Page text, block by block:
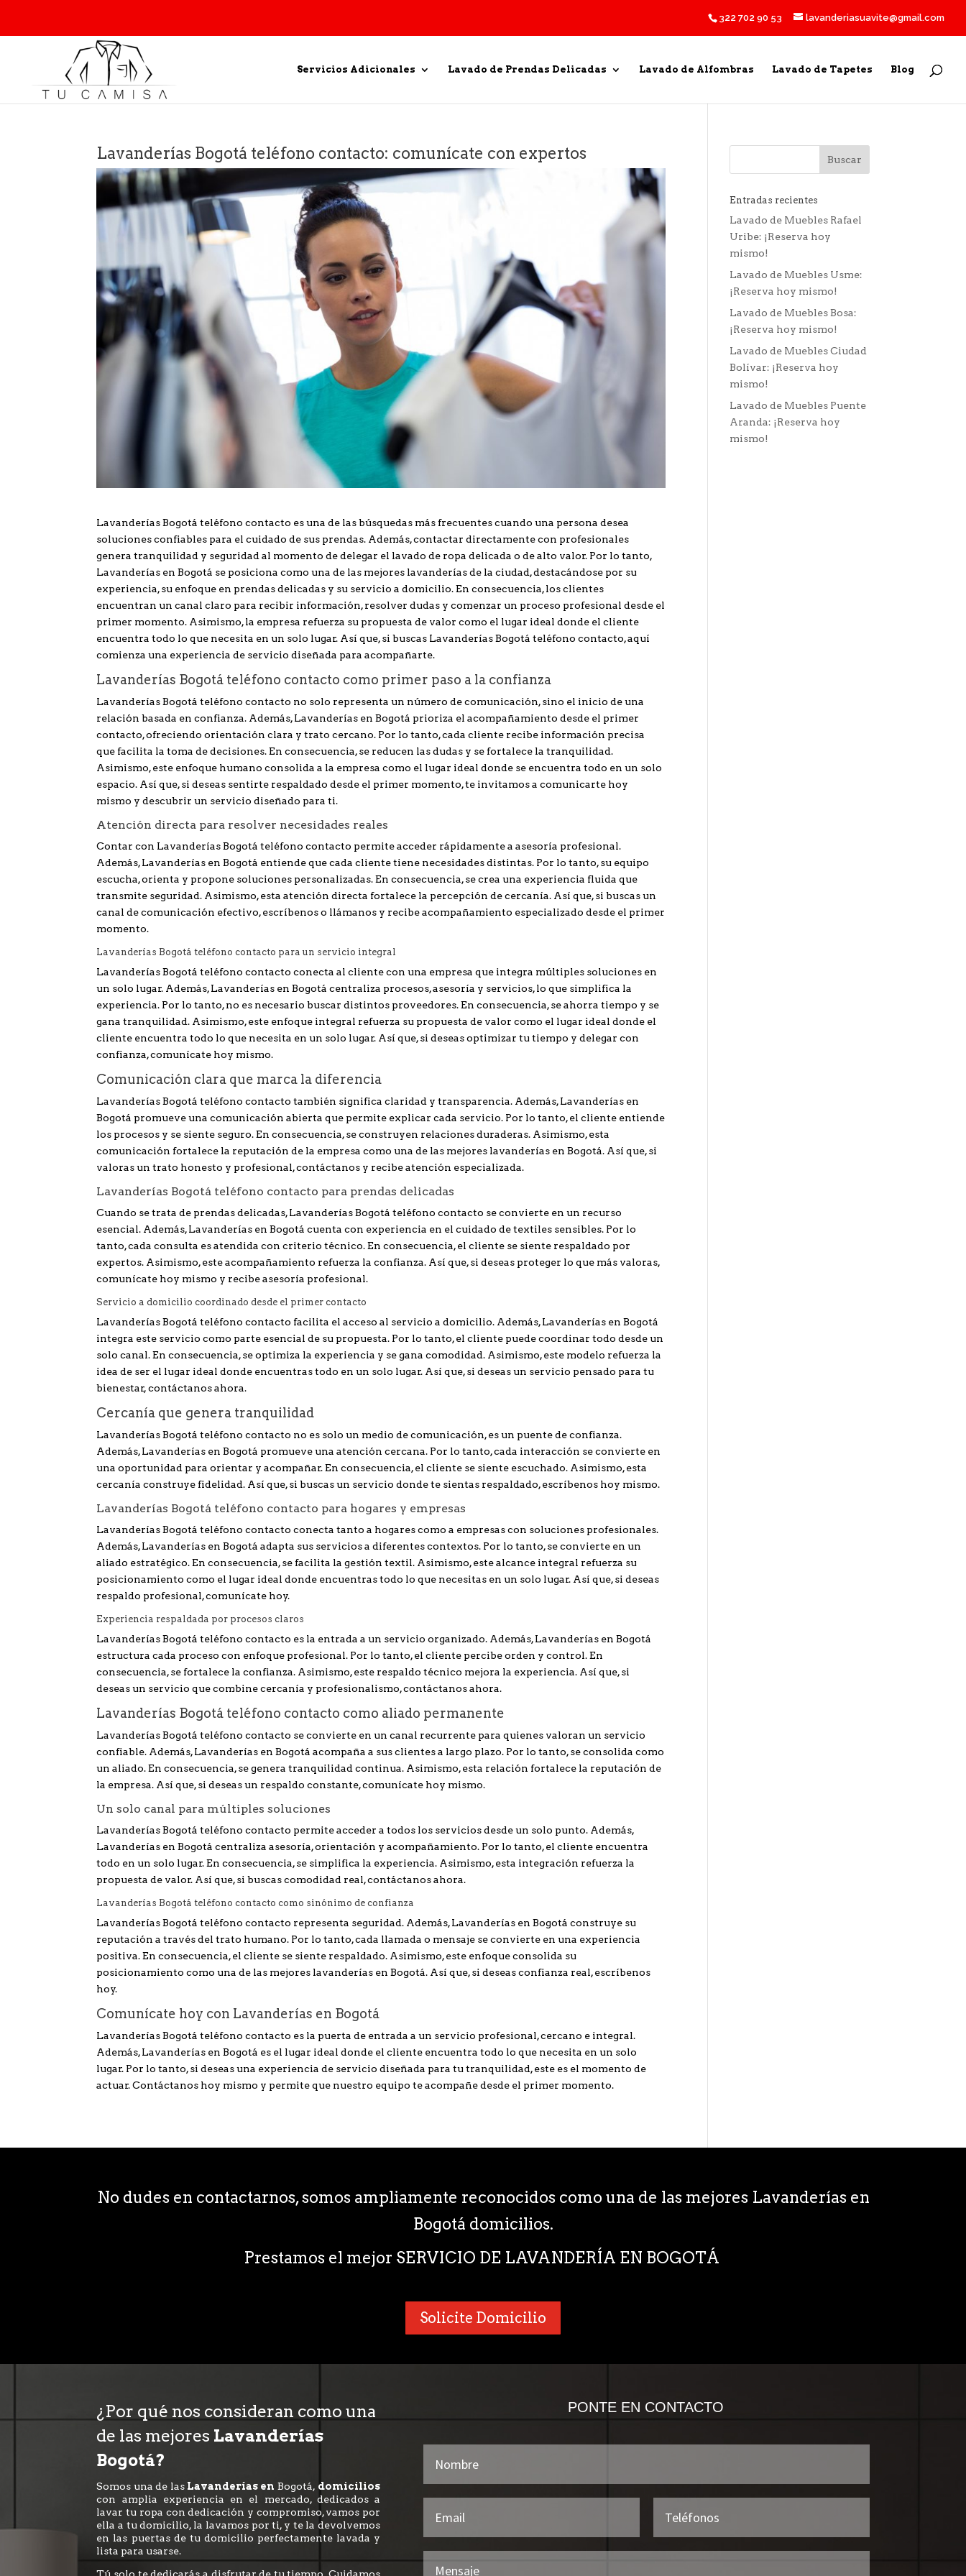
322 702 90 53 lavanderiasuavite@gmail.com
Servicios Adicionales Lavado de Prendas Delicadas Lavado de Alfombras Lavado de Tapetes Blog
Lavanderías Bogotá teléfono contacto: comunícate con expertos
Lavanderías Bogotá teléfono contacto es una de las búsquedas más frecuentes cuando una persona desea
soluciones confiables para el cuidado de sus prendas. Además, contactar directamente con profesionales
genera tranquilidad y seguridad al momento de delegar el lavado de ropa delicada o de alto valor. Por lo tanto,
Lavanderías en Bogotá se posiciona como una de las mejores lavanderías de la ciudad, destacándose por su
experiencia, su enfoque en prendas delicadas y su servicio a domicilio. En consecuencia, los clientes
encuentran un canal claro para recibir información, resolver dudas y comenzar un proceso profesional desde el
primer momento. Asimismo, la empresa refuerza su propuesta de valor como el lugar ideal donde el cliente
encuentra todo lo que necesita en un solo lugar. Así que, si buscas Lavanderías Bogotá teléfono contacto, aquí
comienza una experiencia de servicio diseñada para acompañarte.
Lavanderías Bogotá teléfono contacto como primer paso a la confianza
Lavanderías Bogotá teléfono contacto no solo representa un número de comunicación, sino el inicio de una
relación basada en confianza. Además, Lavanderías en Bogotá prioriza el acompañamiento desde el primer
contacto, ofreciendo orientación clara y trato cercano. Por lo tanto, cada cliente recibe información precisa
que facilita la toma de decisiones. En consecuencia, se reducen las dudas y se fortalece la tranquilidad.
Asimismo, este enfoque humano consolida a la empresa como el lugar ideal donde se encuentra todo en un solo
espacio. Así que, si deseas sentirte respaldado desde el primer momento, te invitamos a comunicarte hoy
mismo y descubrir un servicio diseñado para ti.
Atención directa para resolver necesidades reales
Contar con Lavanderías Bogotá teléfono contacto permite acceder rápidamente a asesoría profesional.
Además, Lavanderías en Bogotá entiende que cada cliente tiene necesidades distintas. Por lo tanto, su equipo
escucha, orienta y propone soluciones personalizadas. En consecuencia, se crea una experiencia fluida que
transmite seguridad. Asimismo, esta atención directa fortalece la percepción de cercanía. Así que, si buscas un
canal de comunicación efectivo, escríbenos o llámanos y recibe acompañamiento especializado desde el primer
momento.
Lavanderías Bogotá teléfono contacto para un servicio integral
Lavanderías Bogotá teléfono contacto conecta al cliente con una empresa que integra múltiples soluciones en
un solo lugar. Además, Lavanderías en Bogotá centraliza procesos, asesoría y servicios, lo que simplifica la
experiencia. Por lo tanto, no es necesario buscar distintos proveedores. En consecuencia, se ahorra tiempo y se
gana tranquilidad. Asimismo, este enfoque integral refuerza su propuesta de valor como el lugar ideal donde el
cliente encuentra todo lo que necesita en un solo lugar. Así que, si deseas optimizar tu tiempo y delegar con
confianza, comunícate hoy mismo.
Comunicación clara que marca la diferencia
Lavanderías Bogotá teléfono contacto también significa claridad y transparencia. Además, Lavanderías en
Bogotá promueve una comunicación abierta que permite explicar cada servicio. Por lo tanto, el cliente entiende
los procesos y se siente seguro. En consecuencia, se construyen relaciones duraderas. Asimismo, esta
comunicación fortalece la reputación de la empresa como una de las mejores lavanderías en Bogotá. Así que, si
valoras un trato honesto y profesional, contáctanos y recibe atención especializada.
Lavanderías Bogotá teléfono contacto para prendas delicadas
Cuando se trata de prendas delicadas, Lavanderías Bogotá teléfono contacto se convierte en un recurso
esencial. Además, Lavanderías en Bogotá cuenta con experiencia en el cuidado de textiles sensibles. Por lo
tanto, cada consulta es atendida con criterio técnico. En consecuencia, el cliente se siente respaldado por
expertos. Asimismo, este acompañamiento refuerza la confianza. Así que, si deseas proteger lo que más valoras,
comunícate hoy mismo y recibe asesoría profesional.
Servicio a domicilio coordinado desde el primer contacto
Lavanderías Bogotá teléfono contacto facilita el acceso al servicio a domicilio. Además, Lavanderías en Bogotá
integra este servicio como parte esencial de su propuesta. Por lo tanto, el cliente puede coordinar todo desde un
solo canal. En consecuencia, se optimiza la experiencia y se gana comodidad. Asimismo, este modelo refuerza la
idea de ser el lugar ideal donde encuentras todo en un solo lugar. Así que, si deseas un servicio pensado para tu
bienestar, contáctanos ahora.
Cercanía que genera tranquilidad
Lavanderías Bogotá teléfono contacto no es solo un medio de comunicación, es un puente de confianza.
Además, Lavanderías en Bogotá promueve una atención cercana. Por lo tanto, cada interacción se convierte en
una oportunidad para orientar y acompañar. En consecuencia, el cliente se siente escuchado. Asimismo, esta
cercanía construye fidelidad. Así que, si buscas un servicio donde te sientas respaldado, escríbenos hoy mismo.
Lavanderías Bogotá teléfono contacto para hogares y empresas
Lavanderías Bogotá teléfono contacto conecta tanto a hogares como a empresas con soluciones profesionales.
Además, Lavanderías en Bogotá adapta sus servicios a diferentes contextos. Por lo tanto, se convierte en un
aliado estratégico. En consecuencia, se facilita la gestión textil. Asimismo, este alcance integral refuerza su
posicionamiento como el lugar ideal donde encuentras todo lo que necesitas en un solo lugar. Así que, si deseas
respaldo profesional, comunícate hoy.
Experiencia respaldada por procesos claros
Lavanderías Bogotá teléfono contacto es la entrada a un servicio organizado. Además, Lavanderías en Bogotá
estructura cada proceso con enfoque profesional. Por lo tanto, el cliente percibe orden y control. En
consecuencia, se fortalece la confianza. Asimismo, este respaldo técnico mejora la experiencia. Así que, si
deseas un servicio que combine cercanía y profesionalismo, contáctanos ahora.
Lavanderías Bogotá teléfono contacto como aliado permanente
Lavanderías Bogotá teléfono contacto se convierte en un canal recurrente para quienes valoran un servicio
confiable. Además, Lavanderías en Bogotá acompaña a sus clientes a largo plazo. Por lo tanto, se consolida como
un aliado. En consecuencia, se genera tranquilidad continua. Asimismo, esta relación fortalece la reputación de
la empresa. Así que, si deseas un respaldo constante, comunícate hoy mismo.
Un solo canal para múltiples soluciones
Lavanderías Bogotá teléfono contacto permite acceder a todos los servicios desde un solo punto. Además,
Lavanderías en Bogotá centraliza asesoría, orientación y acompañamiento. Por lo tanto, el cliente encuentra
todo en un solo lugar. En consecuencia, se simplifica la experiencia. Asimismo, esta integración refuerza la
propuesta de valor. Así que, si buscas comodidad real, contáctanos ahora.
Lavanderías Bogotá teléfono contacto como sinónimo de confianza
Lavanderías Bogotá teléfono contacto representa seguridad. Además, Lavanderías en Bogotá construye su
reputación a través del trato humano. Por lo tanto, cada llamada o mensaje se convierte en una experiencia
positiva. En consecuencia, el cliente se siente respaldado. Asimismo, este enfoque consolida su
posicionamiento como una de las mejores lavanderías en Bogotá. Así que, si deseas confianza real, escríbenos
hoy.
Comunícate hoy con Lavanderías en Bogotá
Lavanderías Bogotá teléfono contacto es la puerta de entrada a un servicio profesional, cercano e integral.
Además, Lavanderías en Bogotá es el lugar ideal donde el cliente encuentra todo lo que necesita en un solo
lugar. Por lo tanto, si deseas una experiencia de servicio diseñada para tu tranquilidad, este es el momento de
actuar. Contáctanos hoy mismo y permite que nuestro equipo te acompañe desde el primer momento.
Entradas recientes
Lavado de Muebles Rafael
Uribe: ¡Reserva hoy
mismo!
Lavado de Muebles Usme:
¡Reserva hoy mismo!
Lavado de Muebles Bosa:
¡Reserva hoy mismo!
Lavado de Muebles Ciudad
Bolívar: ¡Reserva hoy
mismo!
Lavado de Muebles Puente
Aranda: ¡Reserva hoy
mismo!
No dudes en contactarnos, somos ampliamente reconocidos como una de las mejores Lavanderías en
Bogotá domicilios.
Prestamos el mejor SERVICIO DE LAVANDERÍA EN BOGOTÁ
Solicite Domicilio
¿Por qué nos consideran como una
de las mejores Lavanderías
Bogotá?
Somos una de las Lavanderías en Bogotá, domicilios
con amplia experiencia en el mercado, dedicados a
lavar tu ropa con dedicación y compromiso, vamos por
ella a tu domicilio, la lavamos por ti, y te la devolvemos
en las puertas de tu domicilio perfectamente lavada y
lista para usarse.
PONTE EN CONTACTO